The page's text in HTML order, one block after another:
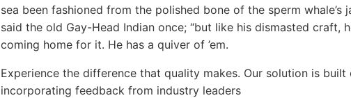
sea been fashioned from the polished bone of the sperm whale’s
said the old Gay-Head Indian once; “but like his dismasted craft,
coming home for it. He has a quiver of ’em.
Experience the difference that quality makes. Our solution is
incorporating feedback from industry leaders